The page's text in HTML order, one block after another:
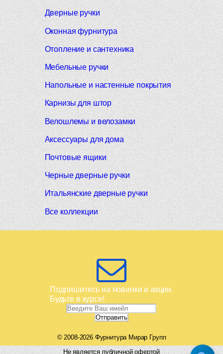
Дверные ручки
Оконная фурнитура
Отопление и сантехника
Мебельные ручки
Напольные и настенные покрытия
Карнизы для штор
Велошлемы и велозамки
Аксессуары для дома
Почтовые ящики
Черные дверные ручки
Итальянские дверные ручки
Все коллекции
Подпишитесь на новинки и акции.
Будьте в курсе!
© 2008-2026 Фурнитура Мирар Групп
Не является публичной офертой